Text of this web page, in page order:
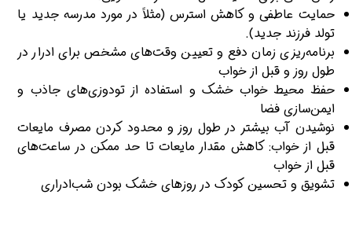
حمایت عاطفی و کاهش استرس (مثلاً در مورد مدرسه جدید یا
تولد فرزند جدید).
برنامه‌ریزی زمان دفع و تعیین وقت‌های مشخص برای ادرار در
طول روز و قبل از خواب
حفظ محیط خواب خشک و استفاده از تودوزی‌های جاذب و
ایمن‌سازی فضا
نوشیدن آب بیشتر در طول روز و محدود کردن مصرف مایعات
قبل از خواب: کاهش مقدار مایعات تا حد ممکن در ساعت‌های
قبل از خواب
تشویق و تحسین کودک در روزهای خشک بودن شب‌ادراری